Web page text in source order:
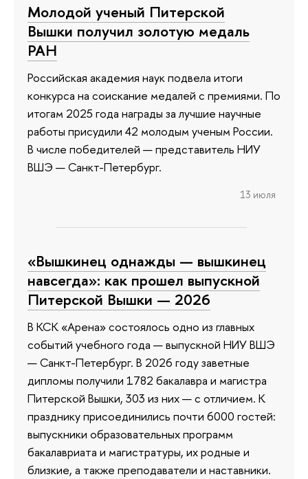
Молодой ученый Питерской
Вышки получил золотую медаль
РАН
Российская академия наук подвела итоги
конкурса на соискание медалей с премиями. По
итогам 2025 года награды за лучшие научные
работы присудили 42 молодым ученым России.
В числе победителей — представитель НИУ
ВШЭ — Санкт-Петербург.
13 июля
«Вышкинец однажды — вышкинец
навсегда»: как прошел выпускной
Питерской Вышки — 2026
В КСК «Арена» состоялось одно из главных
событий учебного года — выпускной НИУ ВШЭ
— Санкт-Петербург. В 2026 году заветные
дипломы получили 1782 бакалавра и магистра
Питерской Вышки, 303 из них — с отличием. К
празднику присоединились почти 6000 гостей:
выпускники образовательных программ
бакалавриата и магистратуры, их родные и
близкие, а также преподаватели и наставники.